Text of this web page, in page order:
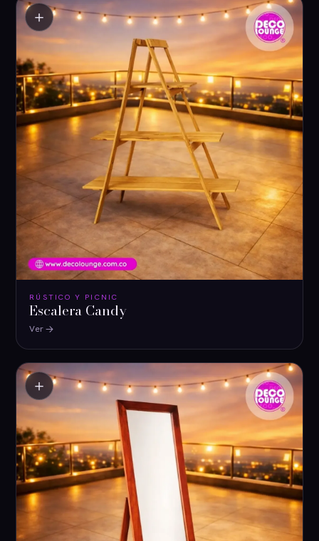
RÚSTICO Y PICNIC
Escalera Candy
Ver
＋
＋